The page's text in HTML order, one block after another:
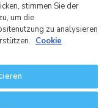
Gesellschafter,
Koordination von
Brugherio (MB) -
30.000.000,00
stimmen Sie der
um die
zu analysieren
Cookie